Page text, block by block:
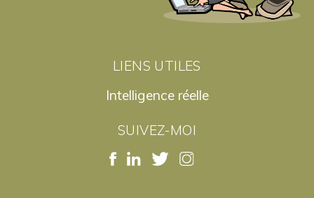
LIENS UTILES
Intelligence réelle
SUIVEZ-MOI